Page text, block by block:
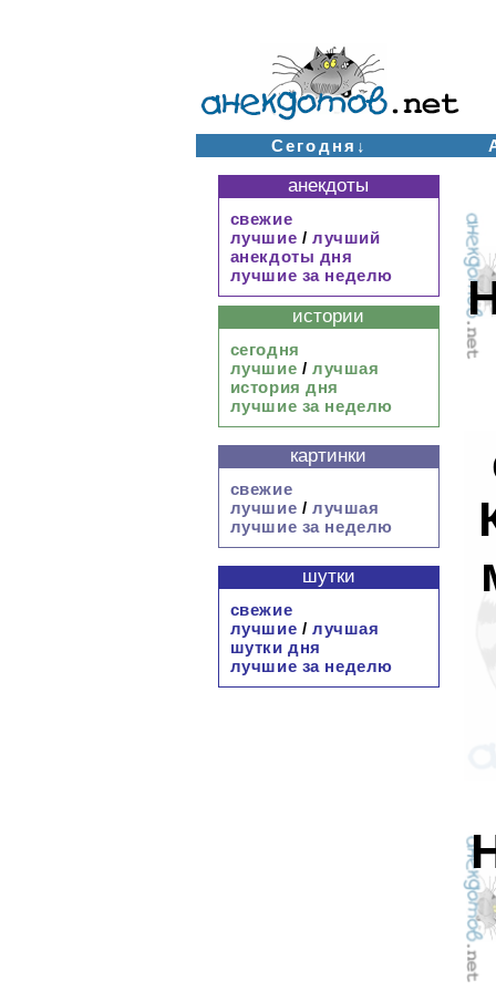
Сегодня↓
анекдоты
свежие
лучшие / лучший
анекдоты дня
лучшие за неделю
истории
сегодня
лучшие / лучшая
история дня
лучшие за неделю
картинки
свежие
лучшие / лучшая
лучшие за неделю
шутки
свежие
лучшие / лучшая
шутки дня
лучшие за неделю